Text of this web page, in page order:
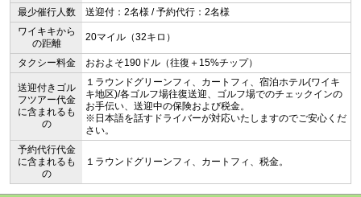
最少催行人数
送迎付：2名様 / 予約代行：2名様
ワイキキから
の距離
20マイル（32キロ）
タクシー料金 おおよそ190ドル（往復＋15%チップ）
送迎付きゴル
フツアー代金
に含まれるも
の
１ラウンドグリーンフィ、カートフィ、宿泊ホテル(ワイキ
キ地区)/各ゴルフ場往復送迎、ゴルフ場でのチェックインの
お手伝い、送迎中の保険および税金。
※日本語を話すドライバーが対応いたしますのでご安心くだ
さい。
予約代行代金
に含まれるも
の
１ラウンドグリーンフィ、カートフィ、税金。